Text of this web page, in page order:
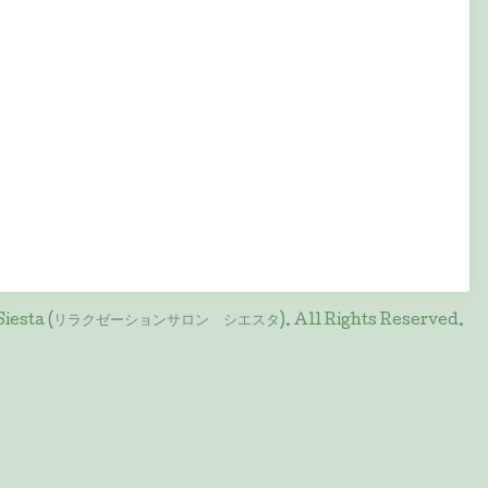
(リラクゼーションサロン シエスタ). All Rights Reserved.